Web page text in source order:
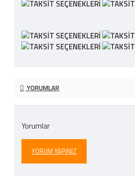
YORUMLAR
Yorumlar
YORUM YAPINIZ